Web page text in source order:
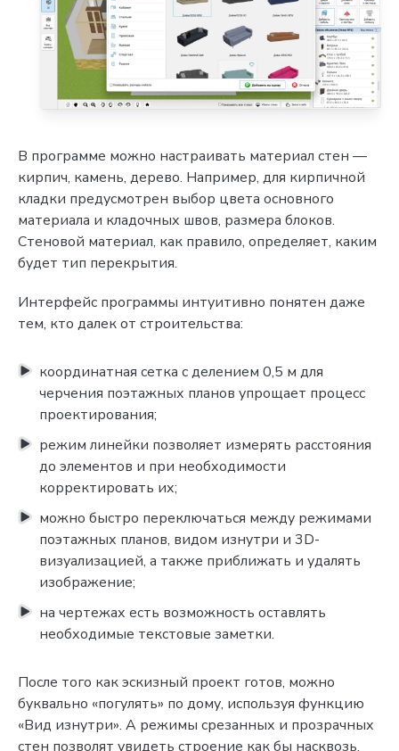
В программе можно настраивать материал стен —
кирпич, камень, дерево. Например, для кирпичной
кладки предусмотрен выбор цвета основного
материала и кладочных швов, размера блоков.
Стеновой материал, как правило, определяет, каким
будет тип перекрытия.
Интерфейс программы интуитивно понятен даже
тем, кто далек от строительства:
координатная сетка с делением 0,5 м для
черчения поэтажных планов упрощает процесс
проектирования;
режим линейки позволяет измерять расстояния
до элементов и при необходимости
корректировать их;
можно быстро переключаться между режимами
поэтажных планов, видом изнутри и 3D-
визуализацией, а также приближать и удалять
изображение;
на чертежах есть возможность оставлять
необходимые текстовые заметки.
После того как эскизный проект готов, можно
буквально «погулять» по дому, используя функцию
«Вид изнутри». А режимы срезанных и прозрачных
стен позволят увидеть строение как бы насквозь.